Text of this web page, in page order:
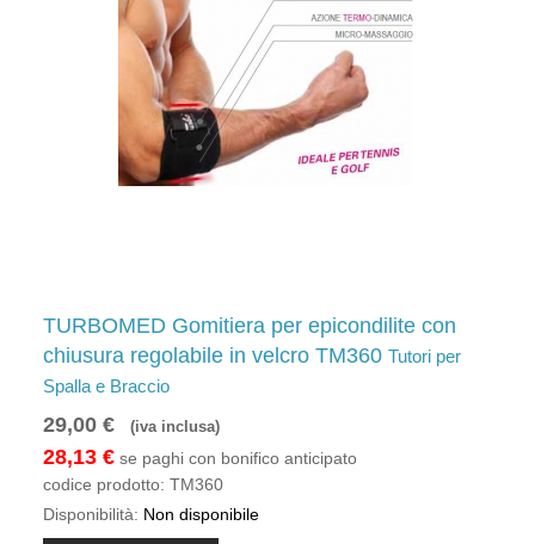
TURBOMED Gomitiera per epicondilite con
chiusura regolabile in velcro TM360 Tutori per
Spalla e Braccio
29,00 € (iva inclusa)
28,13 € se paghi con bonifico anticipato
codice prodotto: TM360
Disponibilità: Non disponibile